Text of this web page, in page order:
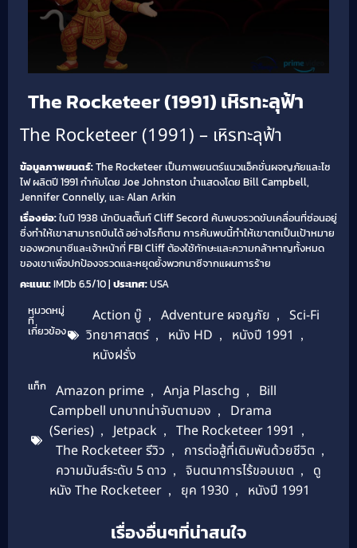
The Rocketeer (1991) เหิรทะลุฟ้า
The Rocketeer (1991) – เหิรทะลุฟ้า
ข้อมูลภาพยนตร์:The Rocketeer เป็นภาพยนตร์แนวแอ็คชั่นผจญภัยและไซ
ไฟ ผลิตปี 1991 กำกับโดย Joe Johnston นำแสดงโดย Bill Campbell,
Jennifer Connelly, และ Alan Arkin
เรื่องย่อ:ในปี 1938 นักบินสตั๊นท์ Cliff Secord ค้นพบจรวดขับเคลื่อนที่ซ่อนอยู่
ซึ่งทำให้เขาสามารถบินได้ อย่างไรก็ตาม การค้นพบนี้ทำให้เขาตกเป็นเป้าหมาย
ของพวกนาซีและเจ้าหน้าที่ FBI Cliff ต้องใช้ทักษะและความกล้าหาญทั้งหมด
ของเขาเพื่อปกป้องจรวดและหยุดยั้งพวกนาซีจากแผนการร้าย
คะแนน:IMDb 6.5/10 | ประเทศ:USA
หมวดหมู่
ที่
เกี่ยวข้อง
Action บู๊ , Adventure ผจญภัย ,
Sci-Fi
วิทยาศาสตร์ , หนัง HD , หนังปี 1991 ,
หนังฝรั่ง
แท็ก Amazon prime , Anja Plaschg ,
Bill
Campbell บทบาทน่าจับตามอง ,
Drama
(Series) , Jetpack , The Rocketeer 1991 ,
The Rocketeer รีวิว , การต่อสู้ที่เดิมพันด้วยชีวิต ,
ความมันส์ระดับ 5 ดาว , จินตนาการไร้ขอบเขต ,
ดู
หนัง The Rocketeer , ยุค 1930 , หนังปี 1991
เรื่องอื่นๆที่น่าสนใจ